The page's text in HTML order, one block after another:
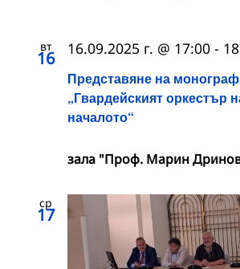
вт
16
Представяне на
„Гвардейският оркестър
началото“
16.09.2025 г. @ 17:00 -
зала "Проф. Марин
ср
17